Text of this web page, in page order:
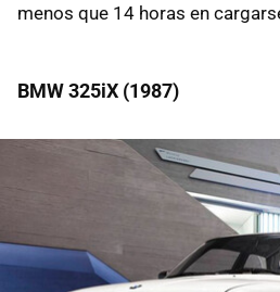
menos que 14 horas en
BMW 325iX (1987)